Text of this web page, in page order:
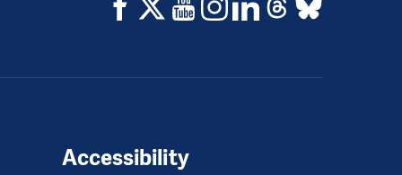
Accessibility